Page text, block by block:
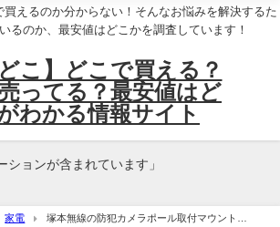
買えるのか分からない！そんなお悩みを解決するた
るのか、最安値はどこかを調査しています！
こ】どこで買える？
ってる？最安値はど
わかる情報サイト
ションが含まれています」
家電
塚本無線の防犯カメラポール取付マウント